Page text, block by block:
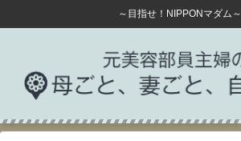
～目指せ！NIPPONマダム～